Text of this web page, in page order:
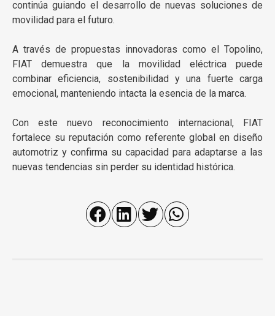
continúa guiando el desarrollo de nuevas soluciones de
movilidad para el futuro.
A través de propuestas innovadoras como el Topolino,
FIAT demuestra que la movilidad eléctrica puede
combinar eficiencia, sostenibilidad y una fuerte carga
emocional, manteniendo intacta la esencia de la marca.
Con este nuevo reconocimiento internacional, FIAT
fortalece su reputación como referente global en diseño
automotriz y confirma su capacidad para adaptarse a las
nuevas tendencias sin perder su identidad histórica.